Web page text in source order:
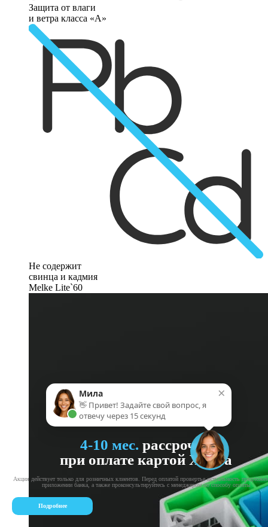
Защита от влаги
и ветра класса «А»
Не содержит
свинца и кадмия
Melke Lite`60
4-10 мес. рассрочка
при оплате картой Халва
Акция действует только для розничных клиентов. Перед оплатой провертье актуальность
приложении банка, а также проконсультируйтесь с менеджером по способу оплаты
Подробнее
×
Мила
👋 Привет! Задайте свой вопрос, я
отвечу через 15 секунд